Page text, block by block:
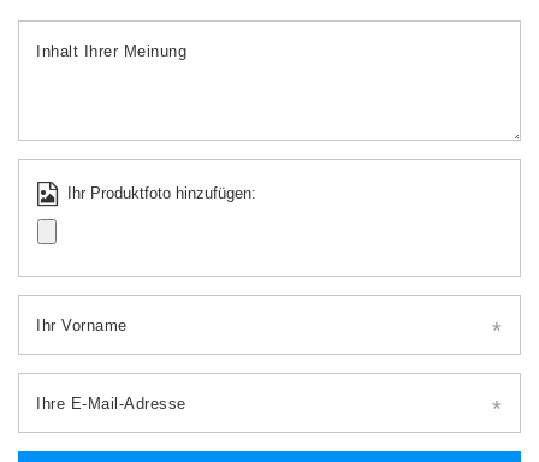
Inhalt Ihrer Meinung
Ihr Produktfoto hinzufügen:
Ihr Vorname
Ihre E-Mail-Adresse